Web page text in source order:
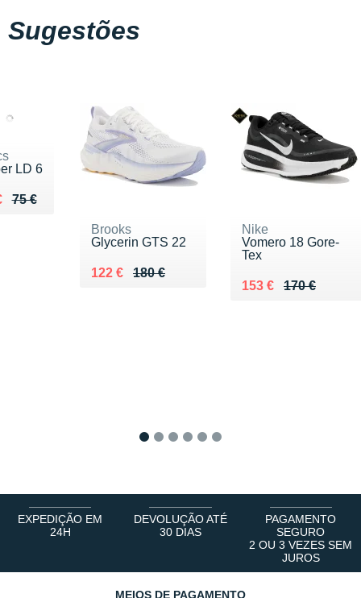
Sugestões
LD 6
75 €
de 75 €
48 €
Brooks
Glycerin GTS 22
180 €
Au lieu de 180 €
122 €
Vendu 122 €
Nike
Vomero 18 Gore-
Tex
170 €
Au lieu de 170 €
153 €
Vendu 153 €
EXPEDIÇÃO EM
24H
DEVOLUÇÃO ATÉ
30 DIAS
PAGAMENTO
SEGURO
2 OU 3 VEZES SEM
JUROS
MEIOS DE PAGAMENTO